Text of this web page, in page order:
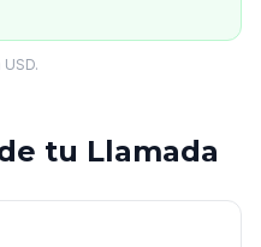
tu Llamada